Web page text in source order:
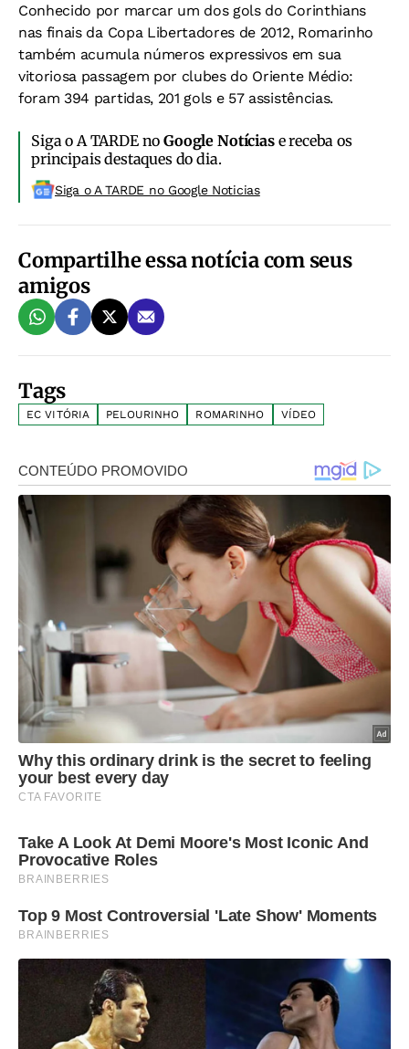
Conhecido por marcar um dos gols do Corinthians
nas finais da Copa Libertadores de 2012, Romarinho
também acumula números expressivos em sua
vitoriosa passagem por clubes do Oriente Médio:
foram 394 partidas, 201 gols e 57 assistências.
Siga o A TARDE noGoogle Notíciase receba os
principais destaques do dia.
Siga o A TARDE no Google Noticias
Compartilhe essa notícia com seus
amigos
Tags
EC VITÓRIA PELOURINHO ROMARINHO VÍDEO